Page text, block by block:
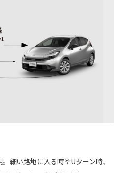
細い路地に入る時やUターン時、